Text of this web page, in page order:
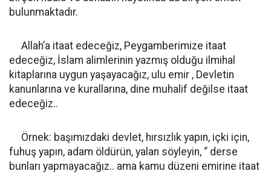
bulunmaktadır.
Allah’a itaat edeceğiz, Peygamberimize itaat
edeceğiz, İslam alimlerinin yazmış olduğu ilmihal
kitaplarına uygun yaşayacağız, ulu emir , Devletin
kanunlarına ve kurallarına, dine muhalif değilse itaat
edeceğiz..
Örnek: başımızdaki devlet, hırsızlık yapın, içki için,
fuhuş yapın, adam öldürün, yalan söyleyin, “ derse
bunları yapmayacağız.. ama kamu düzeni emirine itaat